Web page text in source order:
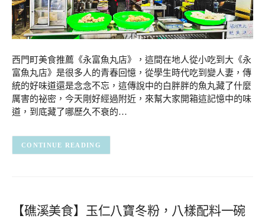
西門町美食推薦《永富魚丸店》，這間在地人從小吃到大《永
富魚丸店》是很多人的青春回憶，從學生時代吃到變人妻，傳
統的好味道還是念念不忘，這傳說中的白胖胖的魚丸藏了什麼
厲害的祕密，今天剛好經過附近，來幫大家開箱這記憶中的味
道，到底藏了哪歷久不衰的…
CONTINUE READING
【礁溪美食】玉仁八寶冬粉，八樣配料一碗